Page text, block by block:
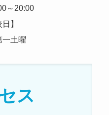
～20:00
日】
一土曜
ス